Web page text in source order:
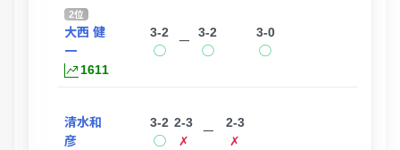
2位
大西 健
一
1611
3-2
◯
ー
3-2
◯
3-0
◯
清水和
彦
3-2
◯
2-3
✗
ー
2-3
✗